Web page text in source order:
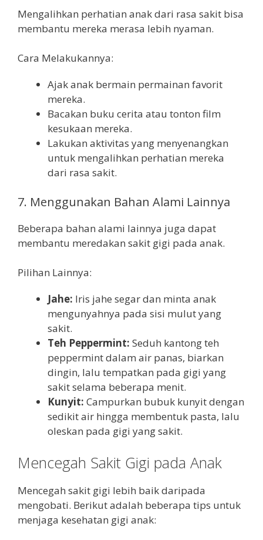
Mengalihkan perhatian anak dari rasa sakit bisa
membantu mereka merasa lebih nyaman.
Cara Melakukannya:
Ajak anak bermain permainan favorit
mereka.
Bacakan buku cerita atau tonton film
kesukaan mereka.
Lakukan aktivitas yang menyenangkan
untuk mengalihkan perhatian mereka
dari rasa sakit.
7. Menggunakan Bahan Alami Lainnya
Beberapa bahan alami lainnya juga dapat
membantu meredakan sakit gigi pada anak.
Pilihan Lainnya:
Jahe: Iris jahe segar dan minta anak
mengunyahnya pada sisi mulut yang
sakit.
Teh Peppermint: Seduh kantong teh
peppermint dalam air panas, biarkan
dingin, lalu tempatkan pada gigi yang
sakit selama beberapa menit.
Kunyit: Campurkan bubuk kunyit dengan
sedikit air hingga membentuk pasta, lalu
oleskan pada gigi yang sakit.
Mencegah Sakit Gigi pada Anak
Mencegah sakit gigi lebih baik daripada
mengobati. Berikut adalah beberapa tips untuk
menjaga kesehatan gigi anak: